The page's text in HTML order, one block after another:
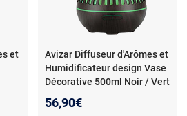
et
Avizar Diffuseur d'Arômes et
Humidificateur design Vase
Décorative 500ml Noir / Vert
56,90€